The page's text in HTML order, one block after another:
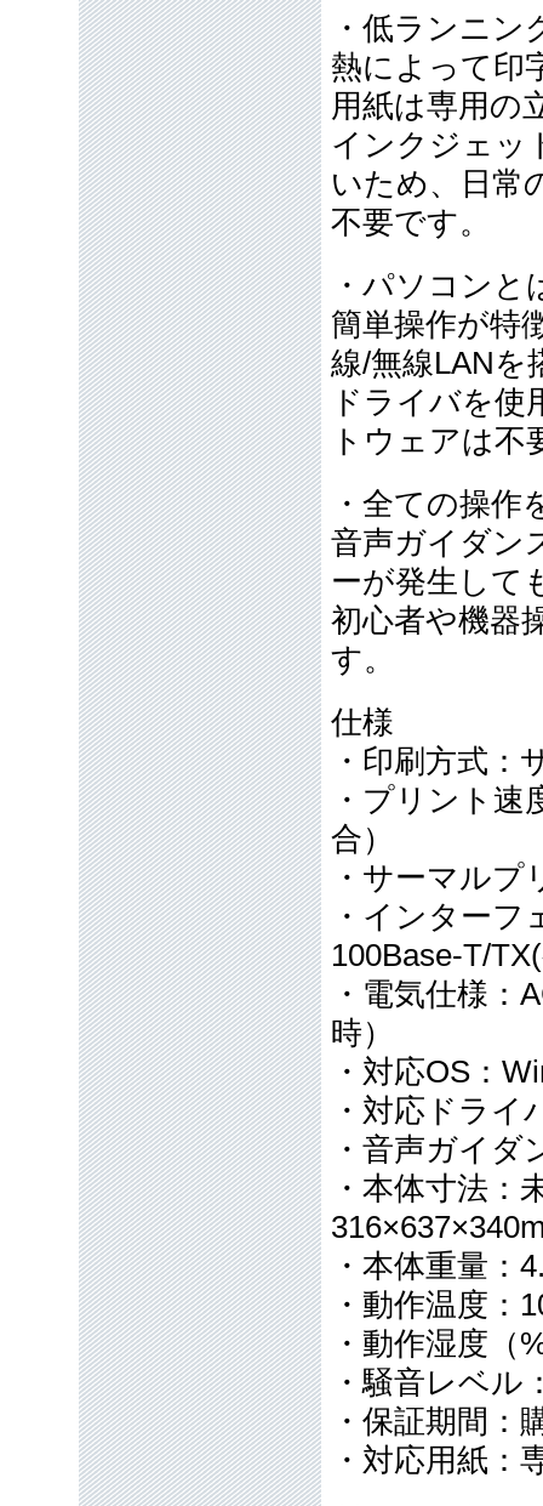
・低ランニン
熱によって印
用紙は専用の
インクジェッ
いため、日常
不要です。
・パソコン
簡単操作が特
線/無線LANを
ドライバを
トウェアは不
・全ての操
音声ガイダン
ーが発生して
初心者や機器
す。
仕様
・印刷方式：
・プリント速
合）
・サーマルプ
・インターフ
100Base-T/
・電気仕様
時）
・対応OS：
・対応ドライ
・音声ガイダ
・本体寸法：
・本体重量：
・動作温度：
・動作湿度（
・騒音レベル
・保証期間：
・対応用紙：